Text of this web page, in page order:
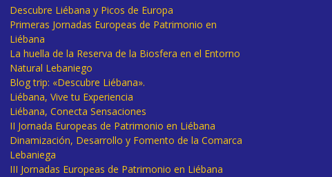
Descubre Liébana y Picos de Europa
Primeras Jornadas Europeas de Patrimonio en
Liébana
La huella de la Reserva de la Biosfera en el Entorno
Natural Lebaniego
Blog trip: «Descubre Liébana».
Liébana, Vive tu Experiencia
Liébana, Conecta Sensaciones
II Jornada Europeas de Patrimonio en Liébana
Dinamización, Desarrollo y Fomento de la Comarca
Lebaniega
III Jornadas Europeas de Patrimonio en Liébana